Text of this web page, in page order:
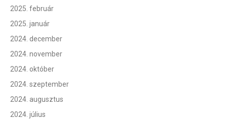
2025. február
2025. január
2024. december
2024. november
2024. október
2024. szeptember
2024. augusztus
2024. július